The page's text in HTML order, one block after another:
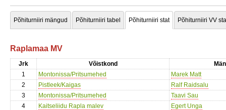
Põhiturniiri mängud Põhiturniiri tabel Põhiturniiri stat Põhiturniiri VV
Raplamaa MV
Jrk Võistkond
1
Montonissa/Pritsumehed
Marek Matt
2
Pistleek/Kaigas
Ralf Raidsalu
3
Montonissa/Pritsumehed
Taavi Sau
4
Kaitseliidu Rapla malev
Egert Unga